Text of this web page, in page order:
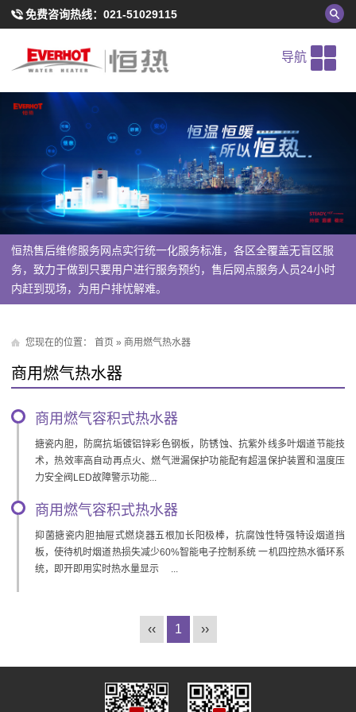
免费咨询热线： 021-51029115
导航
恒热售后维修服务网点实行统一化服务标准，各区全覆盖无盲区服
务，致力于做到只要用户进行服务预约，售后网点服务人员24小时
内赶到现场，为用户排忧解难。
您现在的位置： 首页 » 商用燃气热水器
商用燃气热水器
商用燃气容积式热水器
搪瓷内胆，防腐抗垢镀铝锌彩色钢板，防锈蚀、抗紫外线多叶烟道节能技
术，热效率高自动再点火、燃气泄漏保护功能配有超温保护装置和温度压
力安全阀LED故障警示功能...
商用燃气容积式热水器
抑菌搪瓷内胆抽屉式燃烧器五根加长阳极棒，抗腐蚀性特强特设烟道挡
板，使待机时烟道热损失减少60%智能电子控制系统 一机四控热水循环系
统，即开即用实时热水量显示 ...
‹‹ 1 ››